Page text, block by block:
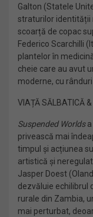
Galton (Statele
straturilor identității
scoarță de copac
Federico Scarchilli
plantelor în
cheie care au avut
moderne, cu
VIAȚĂ SĂLBATICĂ
Suspended Worldsa
privească mai
timpul și acțiunea
artistică și
Jasper Doest
dezvăluie echilibrul
rurale din Zambia,
mai perturbat,